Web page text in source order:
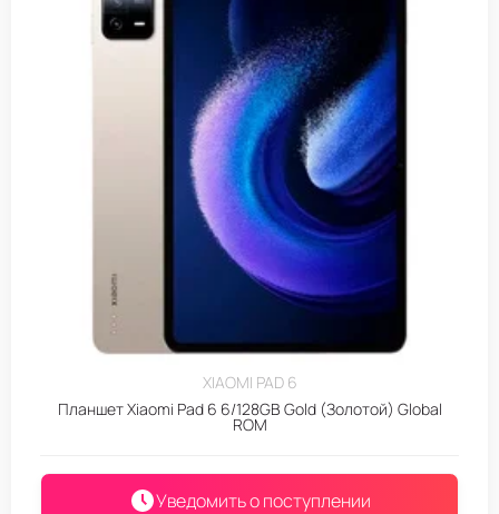
XIAOMI PAD 6
Планшет Xiaomi Pad 6 6/128GB Gold (Золотой) Global
ROM
Уведомить о поступлении